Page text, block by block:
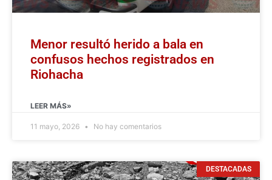
Menor resultó herido a bala en
confusos hechos registrados en
Riohacha
LEER MÁS»
11 mayo, 2026 No hay comentarios
DESTACADAS